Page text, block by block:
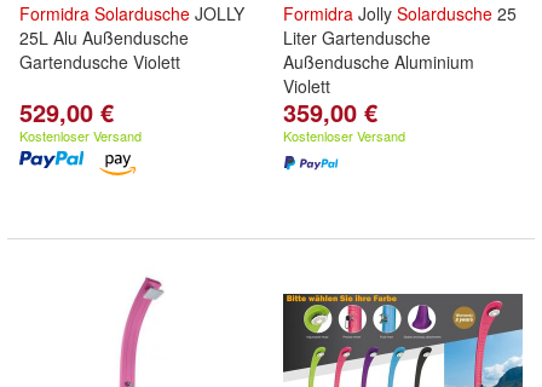
Formidra Solardusche JOLLY
25L Alu Außendusche
Gartendusche Violett
529,00 €
Kostenloser Versand
Formidra Jolly Solardusche 25
Liter Gartendusche
Außendusche Aluminium
Violett
359,00 €
Kostenloser Versand